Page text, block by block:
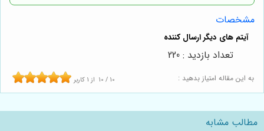
مشخصات
به این مقاله امتیاز بدهید : 10 / 10 از1 کاربر
تعداد بازدید : 220
مطالب مشابه